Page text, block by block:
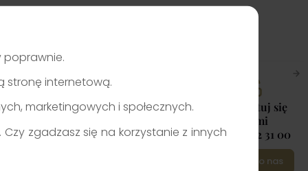
Skontaktuj się
z nami
+48 12 422 31 00
Napisz do nas
poprawnie.
stronę internetową.
marketingowych i społecznych.
zgadzasz się na korzystanie z innych